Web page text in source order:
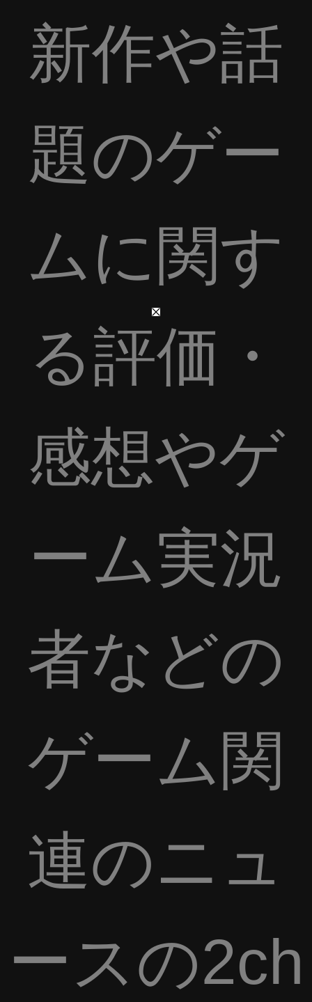
新作や話
題のゲー
ムに関す
る評価・
感想やゲ
ーム実況
者などの
ゲーム関
連のニュ
ースの2ch